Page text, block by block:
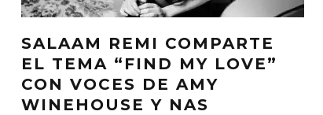
SALAAM REMI COMPARTE
EL TEMA “FIND MY LOVE”
CON VOCES DE AMY
WINEHOUSE Y NAS